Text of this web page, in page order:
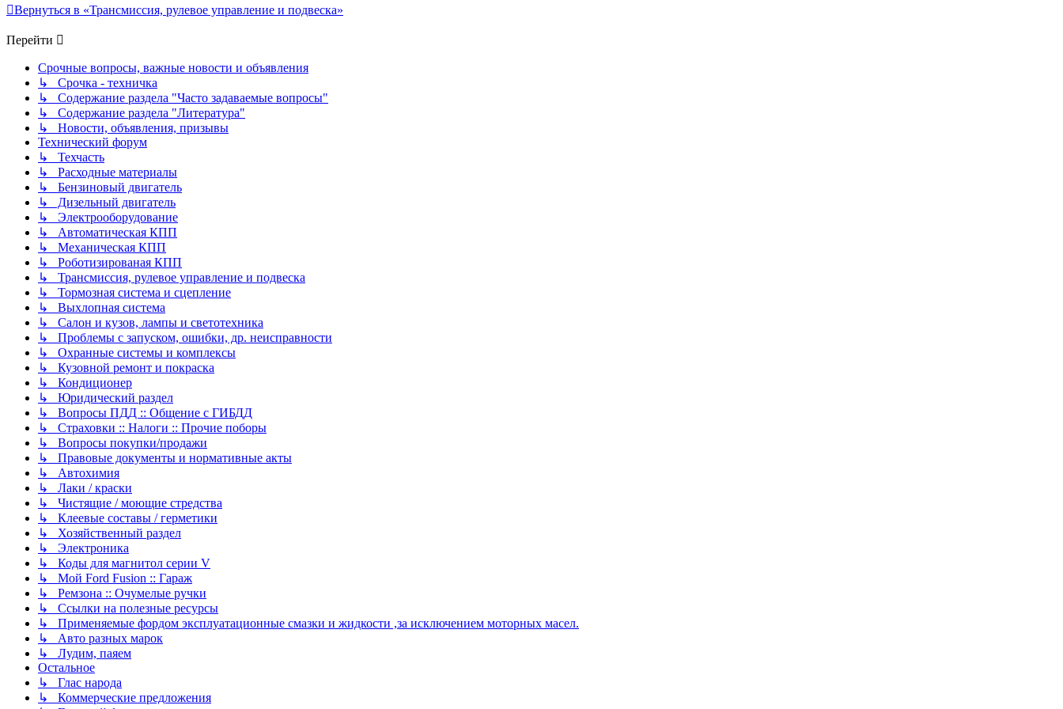
Вернуться в «Трансмиссия, рулевое управление и подвеска»
Перейти
Срочные вопросы, важные новости и объявления
↳ Срочка - техничка
↳ Содержание раздела "Часто задаваемые вопросы"
↳ Содержание раздела "Литература"
↳ Новости, объявления, призывы
Технический форум
↳ Техчасть
↳ Расходные материалы
↳ Бензиновый двигатель
↳ Дизельный двигатель
↳ Электрооборудование
↳ Автоматическая КПП
↳ Механическая КПП
↳ Роботизированая КПП
↳ Трансмиссия, рулевое управление и подвеска
↳ Тормозная система и сцепление
↳ Выхлопная система
↳ Салон и кузов, лампы и светотехника
↳ Проблемы с запуском, ошибки, др. неисправности
↳ Охранные системы и комплексы
↳ Кузовной ремонт и покраска
↳ Кондиционер
↳ Юридический раздел
↳ Вопросы ПДД :: Общение с ГИБДД
↳ Страховки :: Налоги :: Прочие поборы
↳ Вопросы покупки/продажи
↳ Правовые документы и нормативные акты
↳ Автохимия
↳ Лаки / краски
↳ Чистящие / моющие стредства
↳ Клеевые составы / герметики
↳ Хозяйственный раздел
↳ Электроника
↳ Коды для магнитол серии V
↳ Мой Ford Fusion :: Гараж
↳ Ремзона :: Очумелые ручки
↳ Ссылки на полезные ресурсы
↳ Применяемые фордом эксплуатационные смазки и жидкости ,за исключением моторных масел.
↳ Авто разных марок
↳ Лудим, паяем
Остальное
↳ Глас народа
↳ Коммерческие предложения